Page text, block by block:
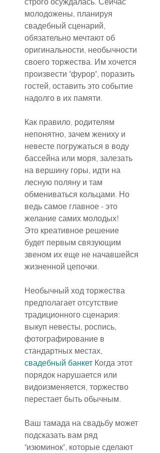
молодожены, планируя
свадебный сценарий,
обязательно мечтают об
оригинальности, необычности
своего торжества. Им хочется
произвести "фурор", поразить
гостей, оставить это событие
надолго в их памяти.
Как правило, родителям
непонятно, зачем жениху и
невесте погружаться в воду
бассейна или моря, залезать
на вершину горы, идти на
лесную поляну и там
обмениваться кольцами. Но
ведь самое главное - это
желание самих молодых!
Это креативное решение
будет первым связующим
звеном их еще не начавшейся
жизненной цепочки.
Необычный ход торжества
предполагает отсутствие
традиционного сценария:
выкуп невесты, роспись,
фотографирование в
стандартных местах,
свадебный банкет Когда этот
порядок нарушается или
видоизменяется, торжество
перестает быть обычным.
Ваш тамада на свадьбу может
подсказать вам ряд
"изюминок", которые сделают